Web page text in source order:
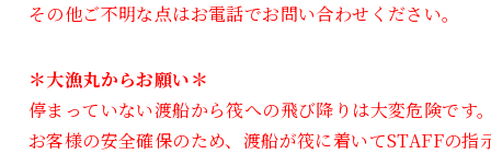
その他ご不明な点はお電話でお問い合わせください。
＊大漁丸からお願い＊
停まっていない渡船から筏への飛び降りは大変危険です
お客様の安全確保のため、渡船が筏に着いてSTAFFの指